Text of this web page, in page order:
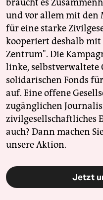
braucht es
und vor allem mit den
für eine starke
kooperiert deshalb
Zentrum". Die
linke, selbstverwaltete
solidarischen Fonds
auf. Eine offene
zugänglichen
zivilgesellschaftliches
auch? Dann machen
unsere Aktion.
Jetzt